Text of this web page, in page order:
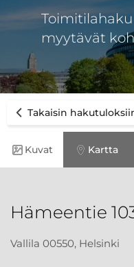
myytävät
Takaisin
Kuvat Kartta
Hämeentie
Vallila 00550, Helsinki